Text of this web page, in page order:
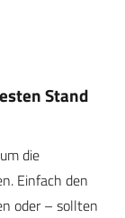
Stand
die
Einfach den
oder – sollten